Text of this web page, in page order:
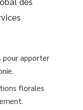
pour apporter
florales